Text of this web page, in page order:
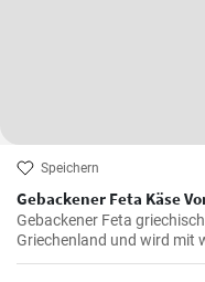
Speichern
Gebackener Feta Käse
Gebackener Feta
Griechenland und wird mit
aus Schafsmilch und